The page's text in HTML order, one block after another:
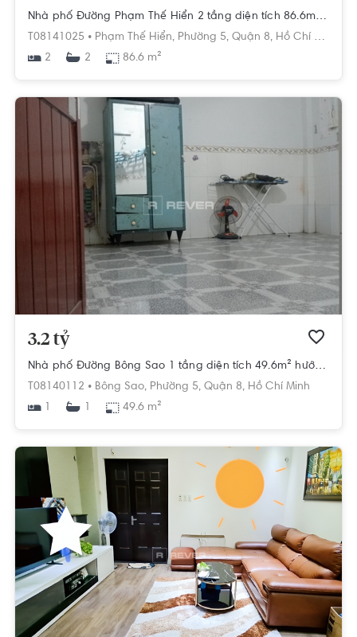
Nhà phố Đường Phạm Thế Hiển 2 tầng diện tích 86.6m² hướng nam pháp lý sổ hồng
T08141025 • Phạm Thế Hiển, Phường 5, Quận 8, Hồ Chí Minh
2
2 86.6 m²
3.2 tỷ
Nhà phố Đường Bông Sao 1 tầng diện tích 49.6m² hướng đông nam pháp lý sổ hồng.
T08140112 • Bông Sao, Phường 5, Quận 8, Hồ Chí Minh
1
1 49.6 m²